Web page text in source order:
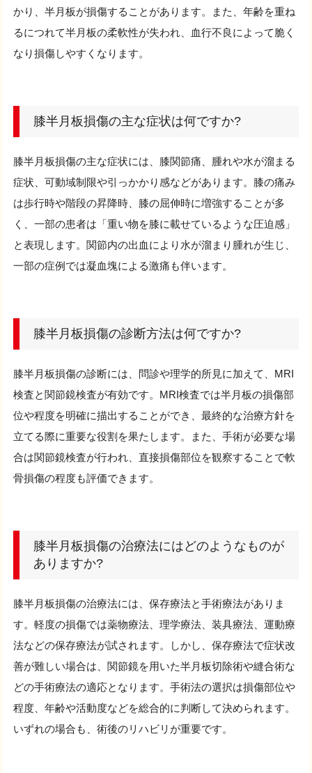
かり、半月板が損傷することがあります。また、年齢を重ね
るにつれて半月板の柔軟性が失われ、血行不良によって脆く
なり損傷しやすくなります。
膝半月板損傷の主な症状は何ですか?
膝半月板損傷の主な症状には、膝関節痛、腫れや水が溜まる
症状、可動域制限や引っかかり感などがあります。膝の痛み
は歩行時や階段の昇降時、膝の屈伸時に増強することが多
く、一部の患者は「重い物を膝に載せているような圧迫感」
と表現します。関節内の出血により水が溜まり腫れが生じ、
一部の症例では凝血塊による激痛も伴います。
膝半月板損傷の診断方法は何ですか?
膝半月板損傷の診断には、問診や理学的所見に加えて、MRI
検査と関節鏡検査が有効です。MRI検査では半月板の損傷部
位や程度を明確に描出することができ、最終的な治療方針を
立てる際に重要な役割を果たします。また、手術が必要な場
合は関節鏡検査が行われ、直接損傷部位を観察することで軟
骨損傷の程度も評価できます。
膝半月板損傷の治療法にはどのようなものが
ありますか?
膝半月板損傷の治療法には、保存療法と手術療法がありま
す。軽度の損傷では薬物療法、理学療法、装具療法、運動療
法などの保存療法が試されます。しかし、保存療法で症状改
善が難しい場合は、関節鏡を用いた半月板切除術や縫合術な
どの手術療法の適応となります。手術法の選択は損傷部位や
程度、年齢や活動度などを総合的に判断して決められます。
いずれの場合も、術後のリハビリが重要です。